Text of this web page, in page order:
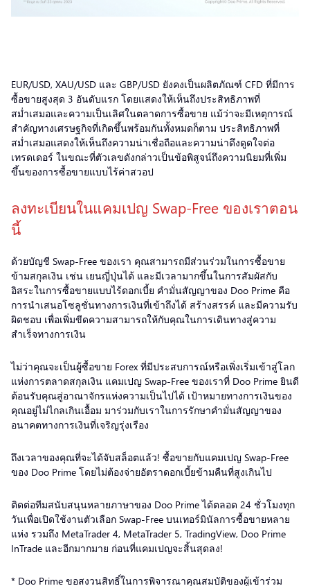
EUR/USD, XAU/USD และ GBP/USD ยังคงเป็นผลิตภัณฑ์ CFD ที่มีการ
ซื้อขายสูงสุด 3 อันดับแรก โดยแสดงให้เห็นถึงประสิทธิภาพที่
สม่ำเสมอและความเป็นเลิศในตลาดการซื้อขาย แม้ว่าจะมีเหตุการณ์
สำคัญทางเศรษฐกิจที่เกิดขึ้นพร้อมกันทั้งหมดก็ตาม ประสิทธิภาพที่
สม่ำเสมอแสดงให้เห็นถึงความน่าเชื่อถือและความน่าดึงดูดใจต่อ
เทรดเดอร์ ในขณะที่ตัวเลขดังกล่าวเป็นข้อพิสูจน์ถึงความนิยมที่เพิ่ม
ขึ้นของการซื้อขายแบบไร้ค่าสวอป
ลงทะเบียนในแคมเปญ Swap-Free ของเราตอน
นี้
ด้วยบัญชี Swap-Free ของเรา คุณสามารถมีส่วนร่วมในการซื้อขาย
ข้ามสกุลเงิน เช่น เยนญี่ปุ่นได้ และมีเวลามากขึ้นในการสัมผัสกับ
อิสระในการซื้อขายแบบไร้ดอกเบี้ย คำมั่นสัญญาของ Doo Prime คือ
การนำเสนอโซลูชั่นทางการเงินที่เข้าถึงได้ สร้างสรรค์ และมีความรับ
ผิดชอบ เพื่อเพิ่มขีดความสามารถให้กับคุณในการเดินทางสู่ความ
สำเร็จทางการเงิน
ไม่ว่าคุณจะเป็นผู้ซื้อขาย Forex ที่มีประสบการณ์หรือเพิ่งเริ่มเข้าสู่โลก
แห่งการตลาดสกุลเงิน แคมเปญ Swap-Free ของเราที่ Doo Prime ยินดี
ต้อนรับคุณสู่อาณาจักรแห่งความเป็นไปได้ เป้าหมายทางการเงินของ
คุณอยู่ไม่ไกลเกินเอื้อม มาร่วมกับเราในการรักษาคำมั่นสัญญาของ
อนาคตทางการเงินที่เจริญรุ่งเรือง
ถึงเวลาของคุณที่จะได้จับสล็อตแล้ว! ซื้อขายกับแคมเปญ Swap-Free
ของ Doo Prime โดยไม่ต้องจ่ายอัตราดอกเบี้ยข้ามคืนที่สูงเกินไป
ติดต่อทีมสนับสนุนหลายภาษาของ Doo Prime ได้ตลอด 24 ชั่วโมงทุก
วันเพื่อเปิดใช้งานตัวเลือก Swap-Free บนเทอร์มินัลการซื้อขายหลาย
แห่ง รวมถึง MetaTrader 4, MetaTrader 5, TradingView, Doo Prime
InTrade และอีกมากมาย ก่อนที่แคมเปญจะสิ้นสุดลง!
* Doo Prime ขอสงวนสิทธิ์ในการพิจารณาคุณสมบัติของผู้เข้าร่วม